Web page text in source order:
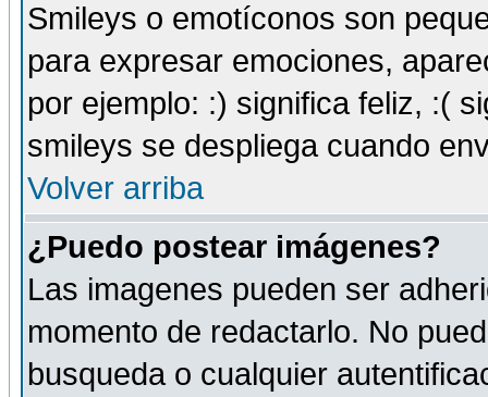
Smileys o emotíconos son
para expresar emociones,
por ejemplo: :) significa feliz, :(
smileys se despliega cuando
Volver arriba
¿Puedo postear imágenes?
Las imagenes pueden ser
momento de redactarlo. No
busqueda o cualquier